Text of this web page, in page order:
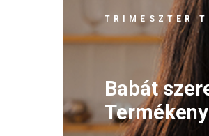
TRIMESZTER
Babát